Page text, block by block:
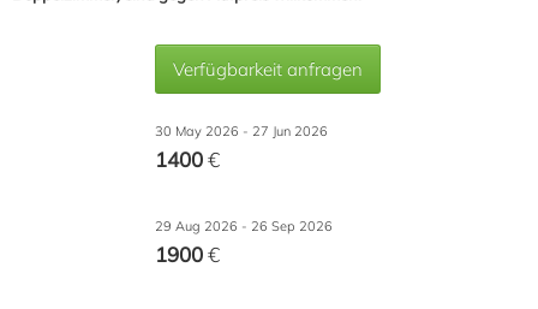
Verfügbarkeit anfragen
30 May 2026 - 27 Jun 2026
1400€
29 Aug 2026 - 26 Sep 2026
1900€